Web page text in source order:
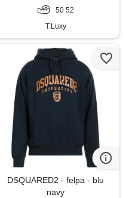
50 52
T.Luxy
DSQUARED2 - felpa - blu
navy